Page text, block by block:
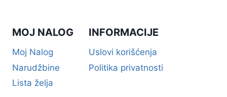
MOJ NALOG
Moj Nalog
Narudžbine
Lista želja
INFORMACIJE
Uslovi korišćenja
Politika privatnosti